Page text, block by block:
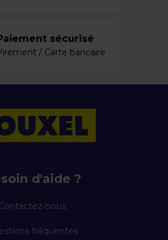
sécurisé
/ Carte bancaire
d'aide ?
nous
fréquentes